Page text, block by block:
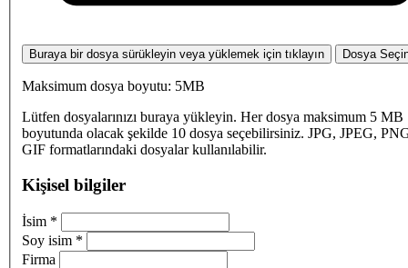
Buraya bir dosya sürükleyin veya yüklemek için tıklayın Dosya
Maksimum dosya boyutu: 5MB
Lütfen dosyalarınızı buraya yükleyin. Her dosya maksimum 5 MB
boyutunda olacak şekilde 10 dosya seçebilirsiniz. JPG, JPEG,
GIF formatlarındaki dosyalar kullanılabilir.
Kişisel bilgiler
İsim *
Soy isim *
Firma